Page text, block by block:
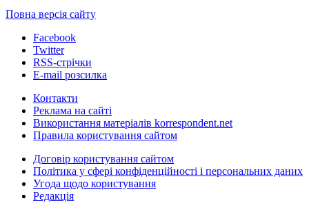
Повна версія сайту
Facebook
Twitter
RSS-стрічки
E-mail розсилка
Контакти
Реклама на сайті
Використання матеріалів korrespondent.net
Правила користування сайтом
Договір користування сайтом
Політика у сфері конфіденційності і персональних даних
Угода щодо користування
Редакція